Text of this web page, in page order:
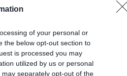
of your personal or
the below opt-out section to
is processed you may
utilized by us or personal
separately opt-out of the